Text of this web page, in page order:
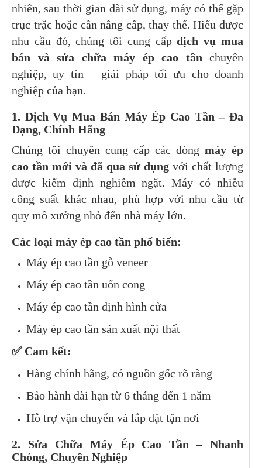
nhiên, sau thời gian dài sử dụng, máy có thể gặp
trục trặc hoặc cần nâng cấp, thay thế. Hiểu được
nhu cầu đó, chúng tôi cung cấpdịch vụ mua
bán và sửa chữa máy ép cao tần chuyên
nghiệp, uy tín – giải pháp tối ưu cho doanh
nghiệp của bạn.
1. Dịch Vụ Mua Bán Máy Ép Cao Tần – Đa
Dạng, Chính Hãng
Chúng tôi chuyên cung cấp các dòng máy ép
cao tần mới và đã qua sử dụng với chất lượng
được kiểm định nghiêm ngặt. Máy có nhiều
công suất khác nhau, phù hợp với nhu cầu từ
quy mô xưởng nhỏ đến nhà máy lớn.
Các loại máy ép cao tần phổ biến:
Máy ép cao tần gỗ veneer
Máy ép cao tần uốn cong
Máy ép cao tần định hình cửa
Máy ép cao tần sản xuất nội thất
✅ Cam kết:
Hàng chính hãng, có nguồn gốc rõ ràng
Bảo hành dài hạn từ 6 tháng đến 1 năm
Hỗ trợ vận chuyển và lắp đặt tận nơi
2. Sửa Chữa Máy Ép Cao Tần – Nhanh
Chóng, Chuyên Nghiệp